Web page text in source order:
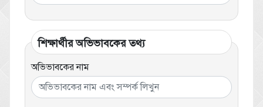
শিক্ষার্থীর অভিভাবকের তথ্য
অভিভাবকের নাম